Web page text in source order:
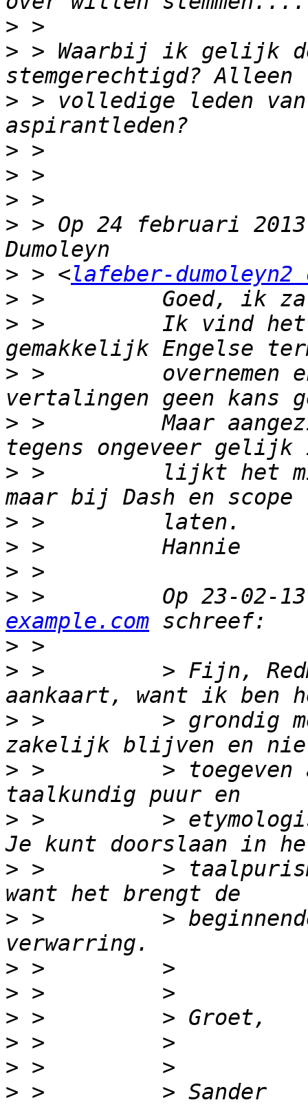
>
> > Waarbij ik gelijk
> > volledige leden
>
>
>
> > Op 24 februari
> > <lafeber-
>
> >         Ik vind het
> >         overnemen
> >         Maar
> >         lijkt het mij
>
>
>
> >         Op 23-02-
example.com
>
> >         > Fijn,
> >         > grondig
> >         > toegeven
> >         >
> >         >
> >         >
>
>
>
>
>
>